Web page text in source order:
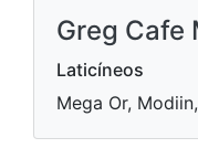
Greg Cafe
Laticíneos
Mega Or,